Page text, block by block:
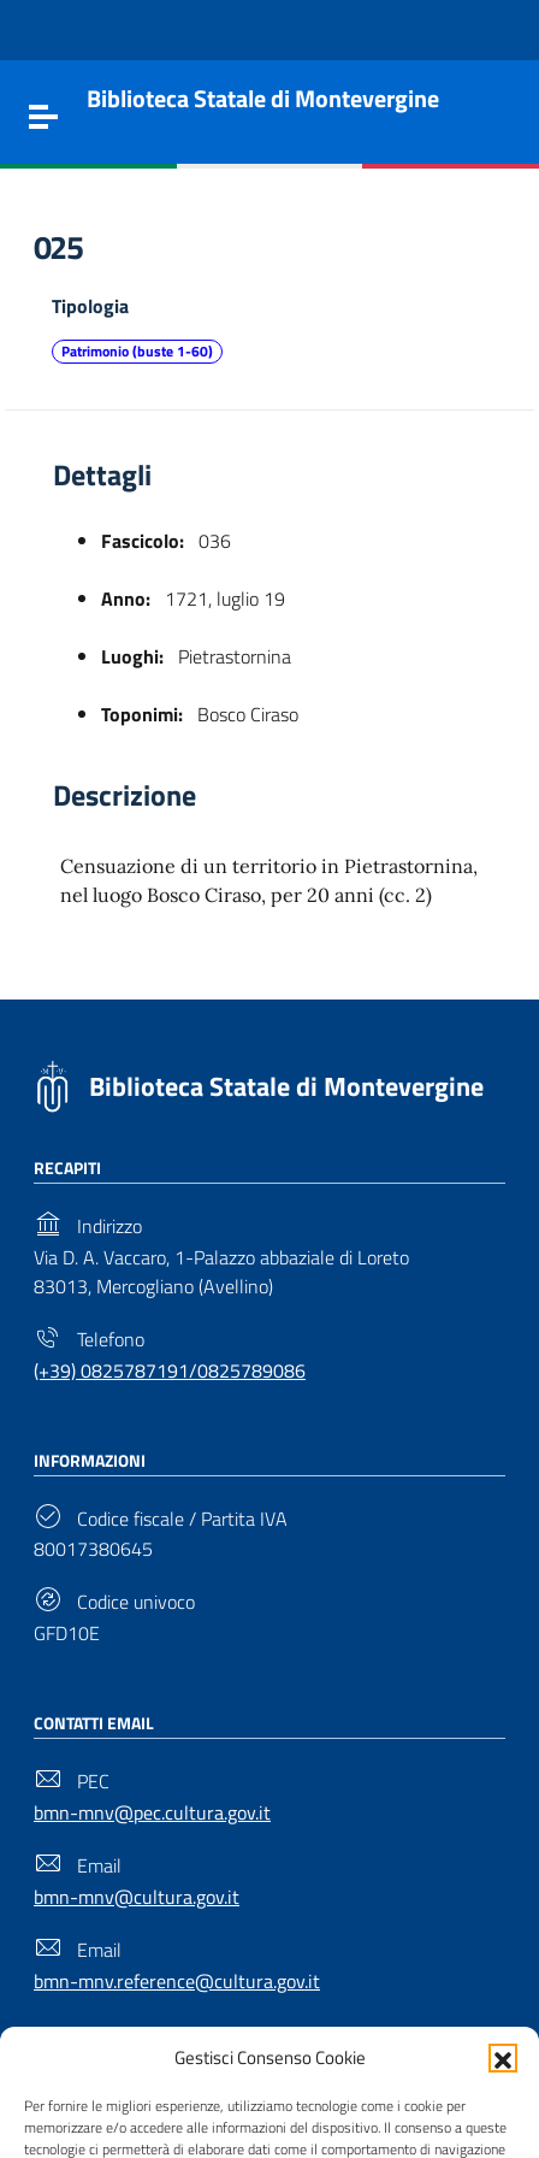
Gestisci Consenso Cookie
Per fornire le migliori esperienze, utilizziamo tecnologie come i cookie per
memorizzare e/o accedere alle informazioni del dispositivo. Il consenso a queste
tecnologie ci permetterà di elaborare dati come il comportamento di navigazione
Toggle navigation
Biblioteca Statale di Montevergine
025
Tipologia
Patrimonio (buste 1-60)
Dettagli
Fascicolo: 036
Anno: 1721, luglio 19
Luoghi: Pietrastornina
Toponimi: Bosco Ciraso
Descrizione
Censuazione di un territorio in Pietrastornina,
nel luogo Bosco Ciraso, per 20 anni (cc. 2)
Biblioteca Statale di Montevergine
RECAPITI
Indirizzo
Via D. A. Vaccaro, 1-Palazzo abbaziale di Loreto
83013, Mercogliano (Avellino)
Telefono
(+39) 0825787191/0825789086
INFORMAZIONI
Codice fiscale / Partita IVA
80017380645
Codice univoco
GFD10E
CONTATTI EMAIL
PEC
bmn-mnv@pec.cultura.gov.it
Email
bmn-mnv@cultura.gov.it
Email
bmn-mnv.reference@cultura.gov.it